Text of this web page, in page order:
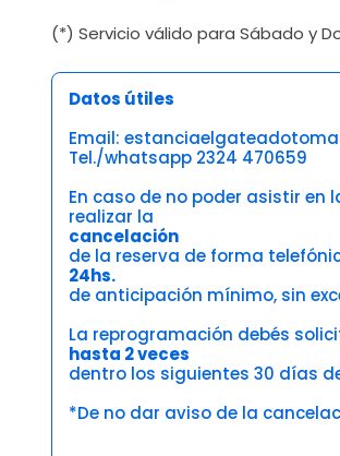
(*) Servicio válido para Sábado y
Datos útiles
Email:
Tel./whatsapp 2324 470659
En caso de no poder asistir
realizar la
cancelación
de la reserva de forma
24hs.
de anticipación mínimo, sin
La reprogramación debés
hasta 2 veces
dentro los siguientes 30 días
*De no dar aviso de la